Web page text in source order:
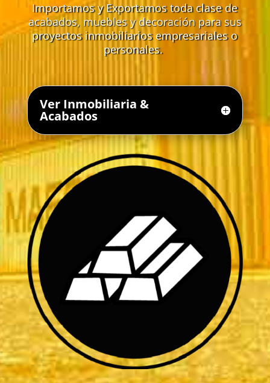
Importamos y Exportamos toda clase de
acabados, muebles y decoración para sus
proyectos inmobiliarios empresariales o
personales.
Ver Inmobiliaria &
Acabados